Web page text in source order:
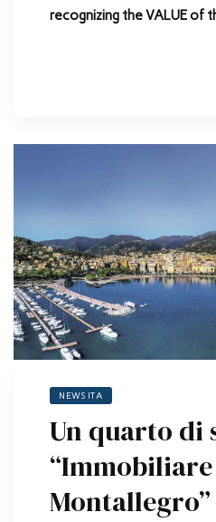
recognizing the VALUE of
NEWS ITA
Un quarto di
“Immobiliare
Montallegro”